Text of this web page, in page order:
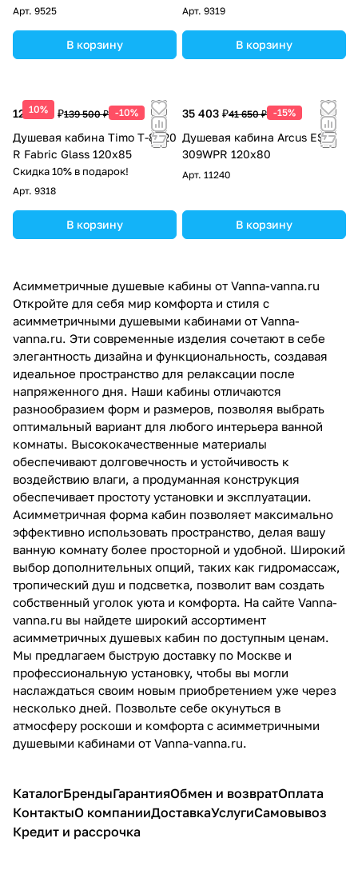
Арт. 9525
В корзину
Арт. 9319
В корзину
10%
125 550 ₽139 500 ₽ -10%
Душевая кабина Timo T-8820
R Fabric Glass 120х85
Скидка 10% в подарок!
Арт. 9318
В корзину
35 403 ₽41 650 ₽ -15%
Душевая кабина Arcus ES-
309WPR 120x80
Арт. 11240
В корзину
Асимметричные душевые кабины от Vanna-vanna.ru
Откройте для себя мир комфорта и стиля с
асимметричными душевыми кабинами от Vanna-
vanna.ru. Эти современные изделия сочетают в себе
элегантность дизайна и функциональность, создавая
идеальное пространство для релаксации после
напряженного дня. Наши кабины отличаются
разнообразием форм и размеров, позволяя выбрать
оптимальный вариант для любого интерьера ванной
комнаты. Высококачественные материалы
обеспечивают долговечность и устойчивость к
воздействию влаги, а продуманная конструкция
обеспечивает простоту установки и эксплуатации.
Асимметричная форма кабин позволяет максимально
эффективно использовать пространство, делая вашу
ванную комнату более просторной и удобной. Широкий
выбор дополнительных опций, таких как гидромассаж,
тропический душ и подсветка, позволит вам создать
собственный уголок уюта и комфорта. На сайте Vanna-
vanna.ru вы найдете широкий ассортимент
асимметричных душевых кабин по доступным ценам.
Мы предлагаем быструю доставку по Москве и
профессиональную установку, чтобы вы могли
наслаждаться своим новым приобретением уже через
несколько дней. Позвольте себе окунуться в
атмосферу роскоши и комфорта с асимметричными
душевыми кабинами от Vanna-vanna.ru.
КаталогБрендыГарантияОбмен и возвратОплата
КонтактыО компанииДоставкаУслугиСамовывоз
Кредит и рассрочка